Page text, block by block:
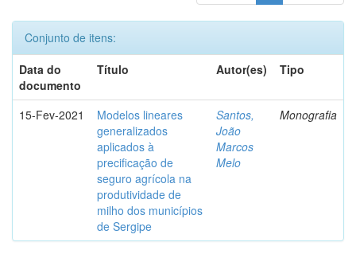
Conjunto de itens:
Data do
documento
Título Autor(es) Tipo
15-Fev-2021
Modelos lineares
generalizados
aplicados à
precificação de
seguro agrícola na
produtividade de
milho dos municípios
de Sergipe
Santos,
João
Marcos
Melo
Monografia